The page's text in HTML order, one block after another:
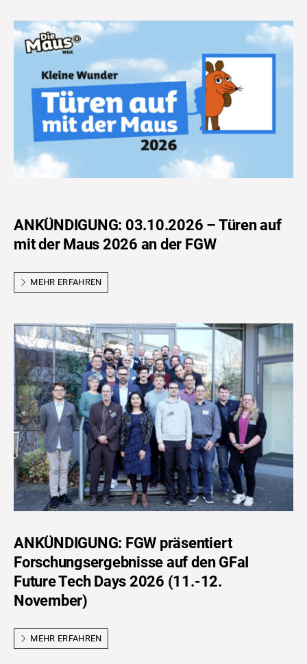
ANKÜNDIGUNG: 03.10.2026 – Türen auf
mit der Maus 2026 an der FGW
MEHR ERFAHREN
ANKÜNDIGUNG: FGW präsentiert
Forschungsergebnisse auf den GFaI
Future Tech Days 2026 (11.-12.
November)
MEHR ERFAHREN